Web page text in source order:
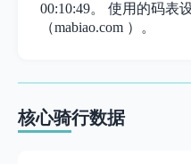
00:10:49。 使用的码表
（mabiao.com ）。
核心骑行数据